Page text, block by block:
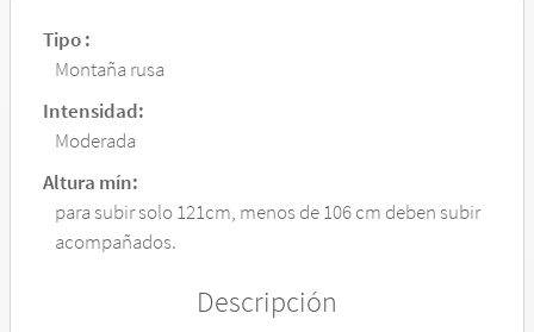
Tipo :
Montaña rusa
Intensidad:
Moderada
Altura mín:
para subir solo 121cm, menos de 106 cm deben subir
acompañados.
Descripción